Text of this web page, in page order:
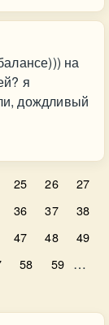
на
я
дождливый
25 26
27
36 37
38
47 48
49
58 59 …